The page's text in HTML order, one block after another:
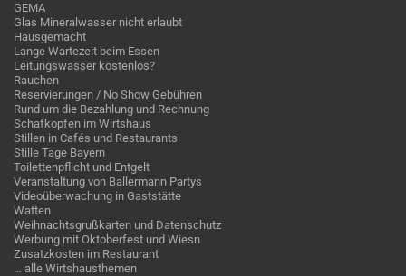
GEMA
Glas Mineralwasser nicht erlaubt
Hausgemacht
Lange Wartezeit beim Essen
Leitungswasser kostenlos?
Rauchen
Reservierungen / No Show Gebühren
Rund um die Bezahlung und Rechnung
Schafkopfen im Wirtshaus
Stillen in Cafés und Restaurants
Stille Tage Bayern
Toilettenpflicht und Entgelt
Veranstaltung von Ballermann Partys
Videoüberwachung in Gaststätte
Watten
Weihnachtsgrußkarten und Datenschutz
Werbung mit Oktoberfest und Wiesn
Zusatzkosten im Restaurant
… alle Wirtshausthemen